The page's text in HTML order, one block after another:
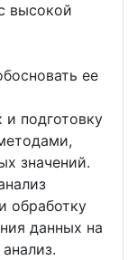
высокой
ее
и подготовку
значений.
обработку
данных на